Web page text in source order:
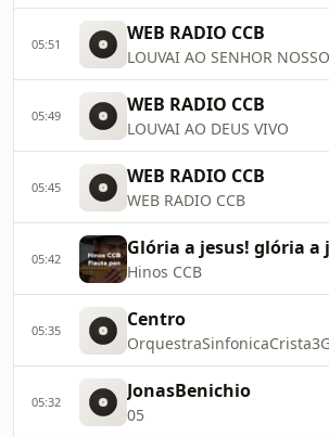
05:51 WEB RADIO CCB
LOUVAI AO SENHOR
05:49 WEB RADIO CCB
LOUVAI AO DEUS VIVO
05:45 WEB RADIO CCB
WEB RADIO CCB
05:42 Glória a jesus! glória a
Hinos CCB
05:35 Centro
05:32 JonasBenichio
05